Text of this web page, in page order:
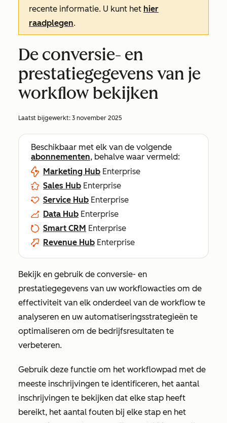
recente informatie. U kunt het hier
raadplegen.
De conversie- en
prestatiegegevens van je
workflow bekijken
Laatst bijgewerkt: 3 november 2025
Beschikbaar met elk van de volgende
abonnementen, behalve waar vermeld:
Marketing Hub Enterprise
Sales Hub Enterprise
Service Hub Enterprise
Data Hub Enterprise
Smart CRM Enterprise
Revenue Hub Enterprise
Bekijk en gebruik de conversie- en
prestatiegegevens van uw workflowacties om de
effectiviteit van elk onderdeel van de workflow te
analyseren en uw automatiseringsstrategieën te
optimaliseren om de bedrijfsresultaten te
verbeteren.
Gebruik deze functie om het workflowpad met de
meeste inschrijvingen te identificeren, het aantal
inschrijvingen te bekijken dat elke stap heeft
bereikt, het aantal fouten bij elke stap en het